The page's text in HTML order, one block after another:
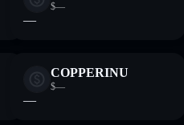
$—
—
COPPERINU
$—
—